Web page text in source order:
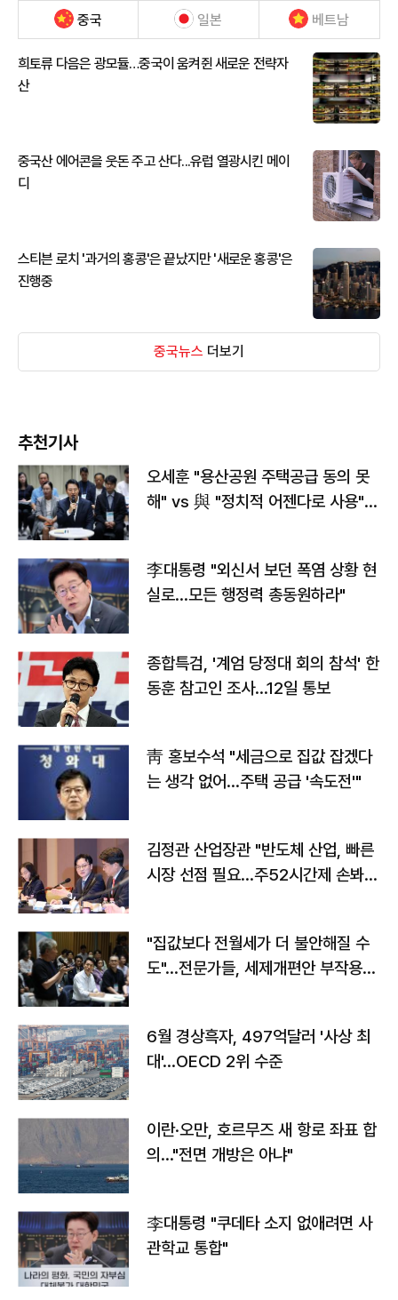
중국 일본 베트남
희토류 다음은 광모듈…중국이 움켜쥔 새로운 전략자
산
중국산 에어콘을 웃돈 주고 산다...유럽 열광시킨 메이
디
스티븐 로치 '과거의 홍콩'은 끝났지만 '새로운 홍콩'은
진행중
중국뉴스 더보기
추천기사
오세훈 "용산공원 주택공급 동의 못
해" vs 與 "정치적 어젠다로 사용"
李대통령 "외신서 보던 폭염 상황 현
실로…모든 행정력 총동원하라"
종합특검, '계엄 당정대 회의 참석' 한
동훈 참고인 조사...12일 통보
靑 홍보수석 "세금으로 집값 잡겠다
는 생각 없어…주택 공급 '속도전'"
김정관 산업장관 "반도체 산업, 빠른
시장 선점 필요…주52시간제 손봐
"집값보다 전월세가 더 불안해질 수
도"…전문가들, 세제개편안 부작용
6월 경상흑자, 497억달러 '사상 최
대'…OECD 2위 수준
이란·오만, 호르무즈 새 항로 좌표 합
의…"전면 개방은 아냐"
李대통령 "쿠데타 소지 없애려면 사
관학교 통합"